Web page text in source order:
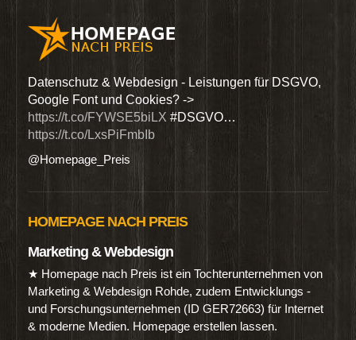
Datenschutz & Webdesign - Leistungen für DSGVO,
Google Font und Cookies? ->
https://t.co/FYWSE5biLX #DSGVO…
https://t.co/LxsPiFmbIb
@Homepage_Preis
HOMEPAGE NACH PREIS
Marketing & Webdesign
★ Homepage nach Preis ist ein Tochterunternehmen von
Marketing & Webdesign Rohde, zudem Entwicklungs -
und Forschungsunternehmen (ID GER72663) für Internet
& moderne Medien. Homepage erstellen lassen.